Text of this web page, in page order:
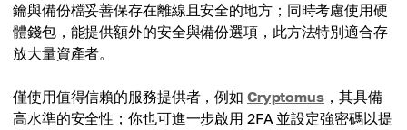
鑰與備份檔妥善保存在離線且安全的地方；同時考慮使用硬
體錢包，能提供額外的安全與備份選項，此方法特別適合存
放大量資產者。
僅使用值得信賴的服務提供者，例如 Cryptomus，其具備
高水準的安全性；你也可進一步啟用 2FA 並設定強密碼以提